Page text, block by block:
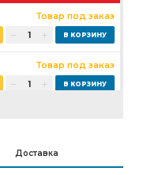
Товар под заказ
Товар под заказ
Доставка